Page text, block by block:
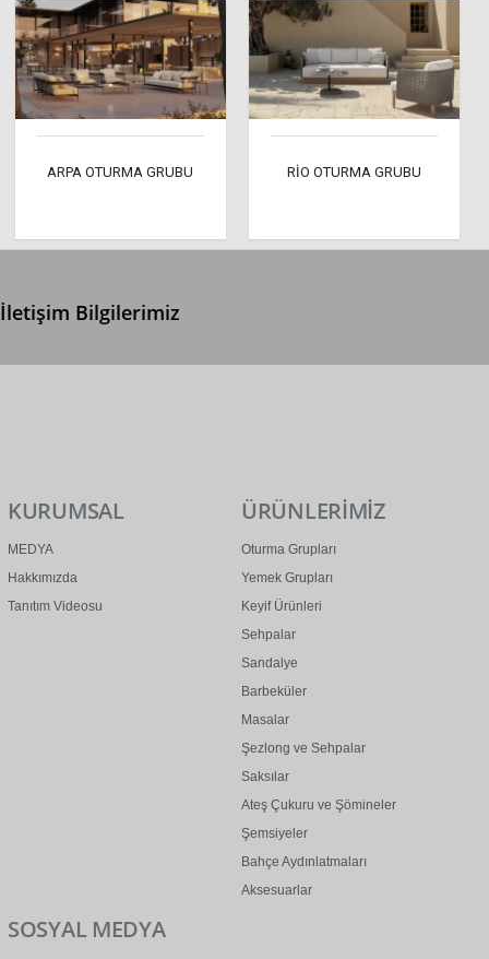
ARPA OTURMA GRUBU RİO OTURMA GRUBU
İletişim Bilgilerimiz
KURUMSAL
MEDYA
Hakkımızda
Tanıtım Videosu
ÜRÜNLERİMİZ
Oturma Grupları
Yemek Grupları
Keyif Ürünleri
Sehpalar
Sandalye
Barbeküler
Masalar
Şezlong ve Sehpalar
Saksılar
Ateş Çukuru ve Şömineler
Şemsiyeler
Bahçe Aydınlatmaları
Aksesuarlar
SOSYAL MEDYA